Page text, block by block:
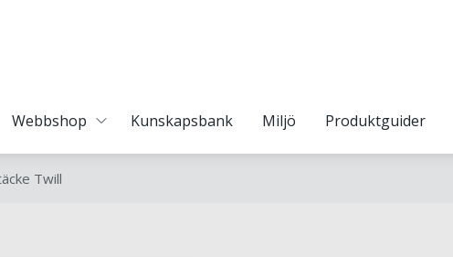
Webbshop Kunskapsbank Miljö Produktguider
Twill